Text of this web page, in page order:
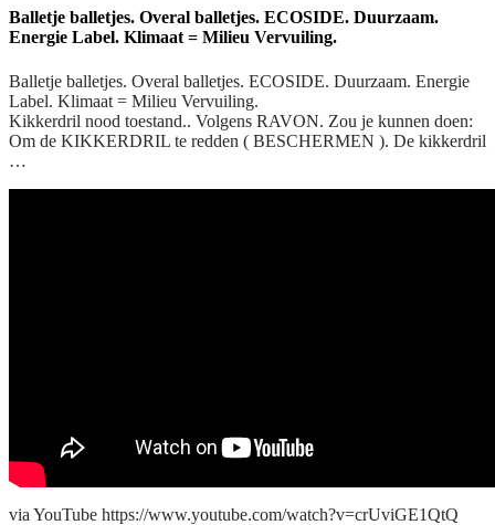
Balletje balletjes. Overal balletjes. ECOSIDE. Duurzaam.
Energie Label. Klimaat = Milieu Vervuiling.
Balletje balletjes. Overal balletjes. ECOSIDE. Duurzaam. Energie
Label. Klimaat = Milieu Vervuiling.
Kikkerdril nood toestand.. Volgens RAVON. Zou je kunnen doen:
Om de KIKKERDRIL te redden ( BESCHERMEN ). De kikkerdril
…
via YouTube https://www.youtube.com/watch?v=crUviGE1QtQ